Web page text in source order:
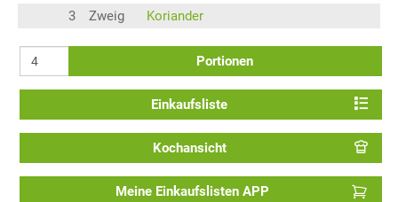
3
Zweig Koriander
Portionen
Einkaufsliste
Kochansicht
Meine Einkaufslisten APP